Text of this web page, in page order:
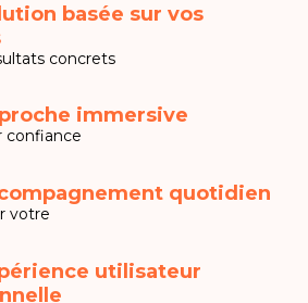
basée sur vos
concrets
immersive
confiance
quotidien
votre
utilisateur